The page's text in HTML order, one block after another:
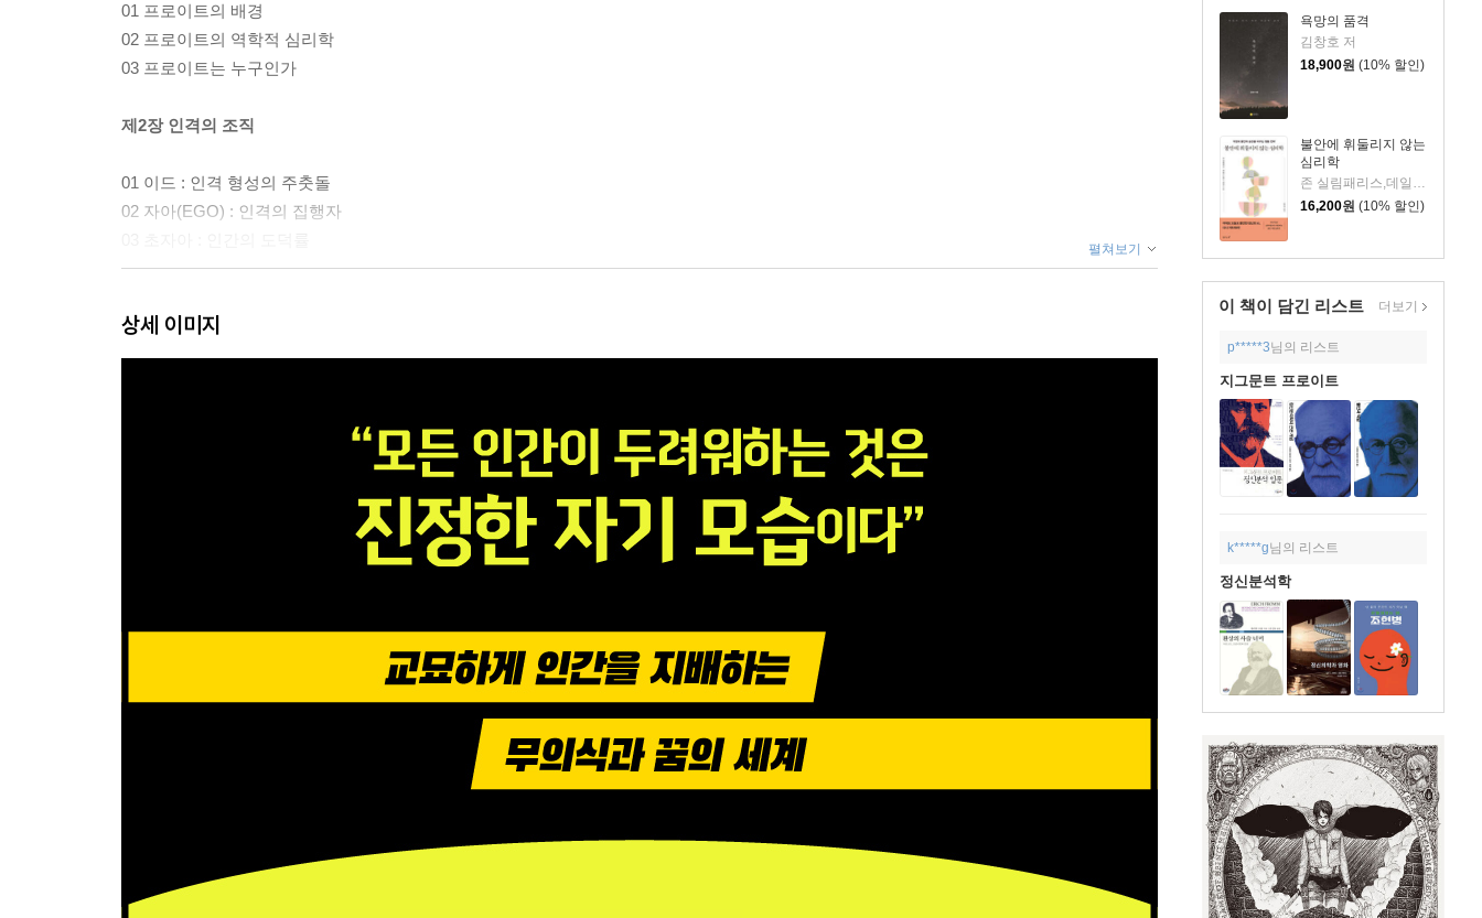
욕망의 품격
김창호 저
18,900원 (10% 할인)
불안에 휘둘리지 않는
심리학
존 실림패리스,데일리 디애나 슈워츠 저/이연규 역
16,200원 (10% 할인)
이 책이 담긴 리스트 더보기
p*****3님의 리스트
지그문트 프로이트
k*****g님의 리스트
정신분석학
01 프로이트의 배경
02 프로이트의 역학적 심리학
03 프로이트는 누구인가
제2장 인격의 조직
01 이드 : 인격 형성의 주춧돌
02 자아(EGO) : 인격의 집행자
01 정신 에너지
02 동일시
제5장 안정된 인격
펼쳐보기
상세 이미지